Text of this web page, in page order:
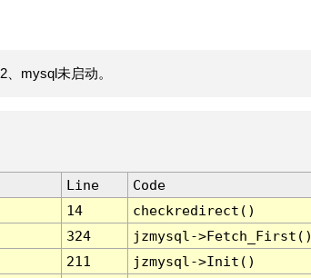
mysql未启动。
Line
Code
14
checkredirect()
324
jzmysql-
211
jzmysql->Init()